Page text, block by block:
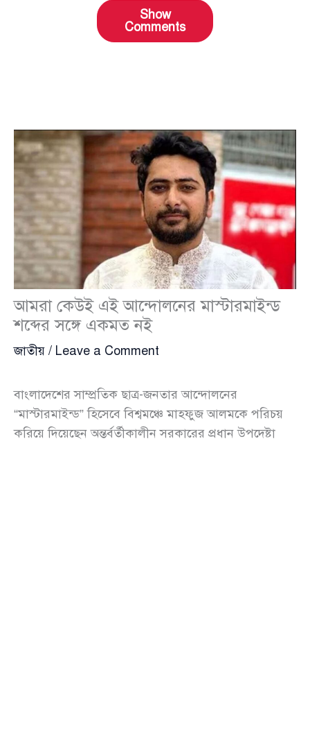
Show
Comments
আমরা কেউই এই আন্দোলনের মাস্টারমাইন্ড
শব্দের সঙ্গে একমত নই
জাতীয় / Leave a Comment
বাংলাদেশের সাম্প্রতিক ছাত্র-জনতার আন্দোলনের
“মাস্টারমাইন্ড” হিসেবে বিশ্বমঞ্চে মাহফুজ আলমকে পরিচয়
করিয়ে দিয়েছেন অন্তর্বর্তীকালীন সরকারের প্রধান উপদেষ্টা